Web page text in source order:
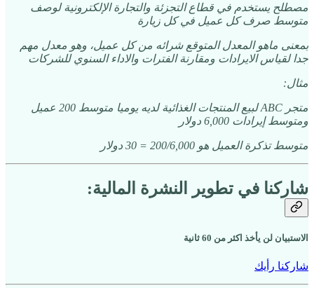
مصطلح يستخدم في قطاع التجزئة والتجارة الإلكترونية لوصف
متوسط صرف كل عميل في كل زيارة
بمعنى ماهو المعدل المتوقع شرائه من كل عميل، وهو معدل مهم
جدا لقياس الايرادات ومقارنة الفترات والاداء السنوي للشركات
مثال:
متجر ABC لبيع المنتجات الغذائية لديه يوميا متوسط 200 عميل
ومتوسط إيرادات 6,000 دولار
متوسط تذكرة العميل هو 200/6,000 = 30 دولار
شاركنا في تطوير النشرة المالية:
الاستبيان لن يأخذ اكثر من 60 ثانية
شاركنا رأيك